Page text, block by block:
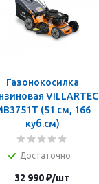
Газонокосилка
VILLARTEC
(51 см, 166
куб.см)
Достаточно
32 990₽/шт